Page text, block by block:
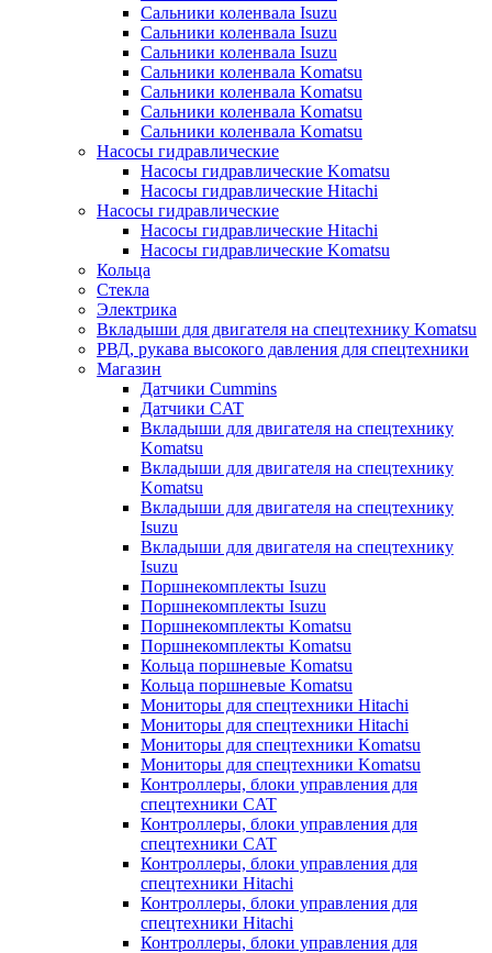
Сальники коленвала Isuzu
Сальники коленвала Isuzu
Сальники коленвала Isuzu
Сальники коленвала Komatsu
Сальники коленвала Komatsu
Сальники коленвала Komatsu
Сальники коленвала Komatsu
Насосы гидравлические
Насосы гидравлические Komatsu
Насосы гидравлические Hitachi
Насосы гидравлические
Насосы гидравлические Hitachi
Насосы гидравлические Komatsu
Кольца
Стекла
Электрика
Вкладыши для двигателя на спецтехнику Komatsu
РВД, рукава высокого давления для спецтехники
Магазин
Датчики Cummins
Датчики CAT
Вкладыши для двигателя на спецтехнику
Komatsu
Вкладыши для двигателя на спецтехнику
Komatsu
Вкладыши для двигателя на спецтехнику
Isuzu
Вкладыши для двигателя на спецтехнику
Isuzu
Поршнекомплекты Isuzu
Поршнекомплекты Isuzu
Поршнекомплекты Komatsu
Поршнекомплекты Komatsu
Кольца поршневые Komatsu
Кольца поршневые Komatsu
Мониторы для спецтехники Hitachi
Мониторы для спецтехники Hitachi
Мониторы для спецтехники Komatsu
Мониторы для спецтехники Komatsu
Контроллеры, блоки управления для
спецтехники CAT
Контроллеры, блоки управления для
спецтехники CAT
Контроллеры, блоки управления для
спецтехники Hitachi
Контроллеры, блоки управления для
спецтехники Hitachi
Контроллеры, блоки управления для